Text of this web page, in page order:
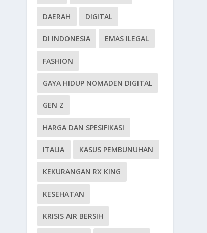
DAERAH DIGITAL
DI INDONESIA EMAS ILEGAL
FASHION
GAYA HIDUP NOMADEN DIGITAL
GEN Z
HARGA DAN SPESIFIKASI
ITALIA KASUS PEMBUNUHAN
KEKURANGAN RX KING
KESEHATAN
KRISIS AIR BERSIH